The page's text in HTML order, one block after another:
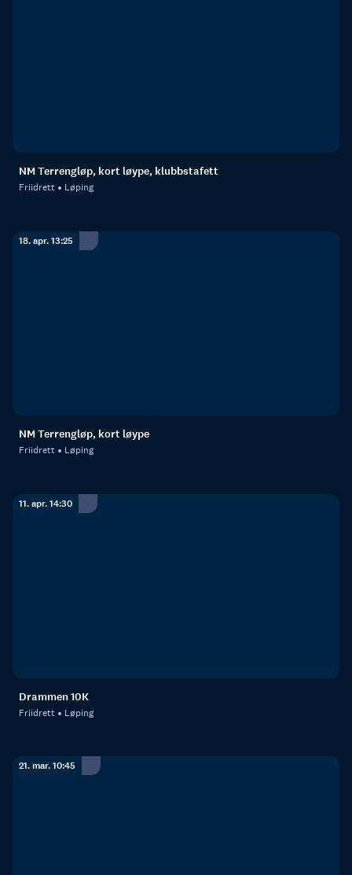
NM Terrengløp, kort løype, klubbstafett
Friidrett Løping
18. apr. 13:25
NM Terrengløp, kort løype
Friidrett Løping
11. apr. 14:30
Drammen 10K
Friidrett Løping
21. mar. 10:45